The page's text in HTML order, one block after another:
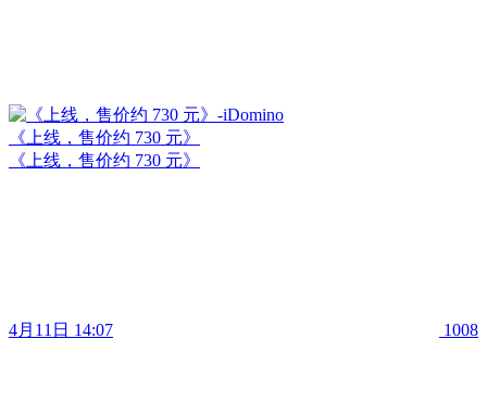
《上线，售价约 730 元》
《上线，售价约 730 元》
4月11日 14:07 1008